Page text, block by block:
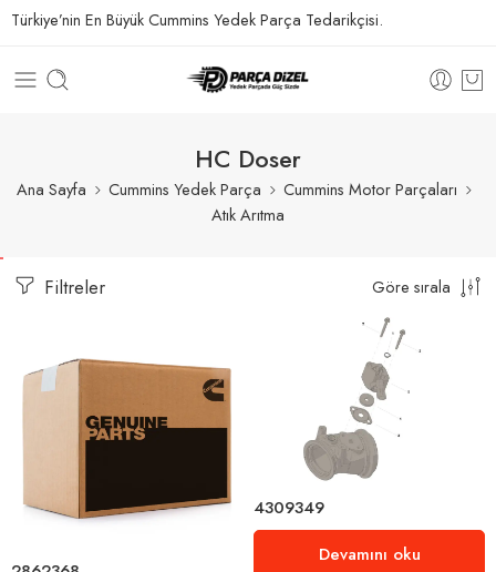
Türkiye’nin En Büyük Cummins Yedek Parça Tedarikçisi.
HC Doser
Ana Sayfa Cummins Yedek Parça
Cummins Motor Parçaları
Atık Arıtma
Filtreler Göre sırala
4309349
Devamını oku